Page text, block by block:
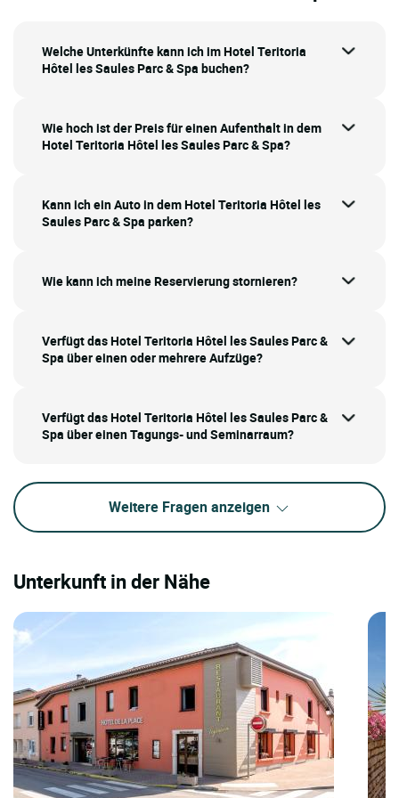
Welche Unterkünfte kann ich im Hotel Teritoria
Hôtel les Saules Parc & Spa buchen?
Wie hoch ist der Preis für einen Aufenthalt in dem
Hotel Teritoria Hôtel les Saules Parc & Spa?
Kann ich ein Auto in dem Hotel Teritoria Hôtel les
Saules Parc & Spa parken?
Wie kann ich meine Reservierung stornieren?
Verfügt das Hotel Teritoria Hôtel les Saules Parc &
Spa über einen oder mehrere Aufzüge?
Verfügt das Hotel Teritoria Hôtel les Saules Parc &
Spa über einen Tagungs- und Seminarraum?
Weitere Fragen anzeigen
Unterkunft in der Nähe